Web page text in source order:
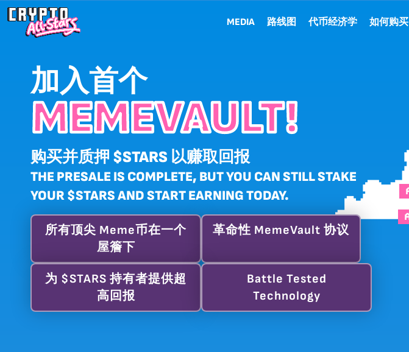
MEDIA 路线图 代币经济学 如何购买
加入首个
MEMEVAULT!
购买并质押 $STARS 以赚取回报
THE PRESALE IS COMPLETE, BUT YOU CAN STILL STAKE
YOUR $STARS AND START EARNING TODAY.
所有顶尖 Meme币在一个
屋簷下
革命性 MemeVault 协议
为 $STARS 持有者提供超
高回报
Battle Tested
Technology